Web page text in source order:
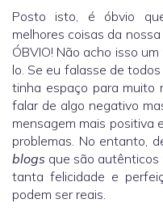
Posto isto, é óbvio
melhores coisas da
ÓBVIO! Não acho isso
lo. Se eu falasse de
tinha espaço para muito
falar de algo negativo
mensagem mais positiva
problemas. No entanto,
blogs que são
tanta felicidade e
podem ser reais.